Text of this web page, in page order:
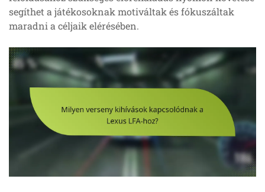
segíthet a játékosoknak motiváltak és fókuszáltak
maradni a céljaik elérésében.